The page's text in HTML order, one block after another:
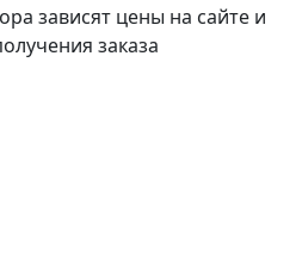
зависят цены на сайте и
заказа